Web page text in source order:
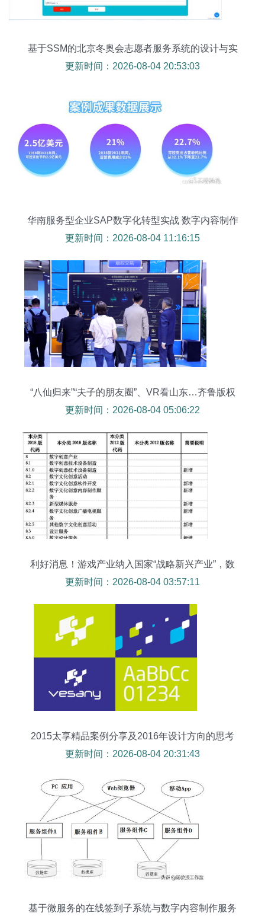
基于SSM的北京冬奥会志愿者服务系统的设计与实
现
更新时间：2026-08-04 20:53:03
华南服务型企业SAP数字化转型实战 数字内容制作
的破与立
更新时间：2026-08-04 11:16:15
“八仙归来”“夫子的朋友圈”、VR看山东…齐鲁版权
新风劲吹全国版权博览会
更新时间：2026-08-04 05:06:22
利好消息！游戏产业纳入国家“战略新兴产业”，数
字内容制作服务迎来新机遇
更新时间：2026-08-04 03:57:11
2015太享精品案例分享及2016年设计方向的思考
更新时间：2026-08-04 20:31:43
基于微服务的在线签到子系统与数字内容制作服务